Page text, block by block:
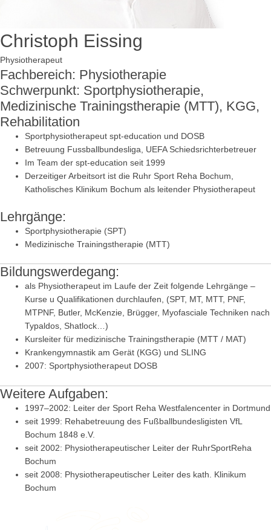
Christoph Eissing
Physiotherapeut
Fachbereich: Physiotherapie
Schwerpunkt: Sportphysiotherapie,
Medizinische Trainingstherapie (MTT), KGG,
Rehabilitation
Sportphysiotherapeut spt-education und DOSB
Betreuung Fussballbundesliga, UEFA Schiedsrichterbetreuer
Im Team der spt-education seit 1999
Derzeitiger Arbeitsort ist die Ruhr Sport Reha Bochum,
Katholisches Klinikum Bochum als leitender Physiotherapeut
Lehrgänge:
Sportphysiotherapie (SPT)
Medizinische Trainingstherapie (MTT)
Bildungswerdegang:
als Physiotherapeut im Laufe der Zeit folgende Lehrgänge –
Kurse u Qualifikationen durchlaufen, (SPT, MT, MTT, PNF,
MTPNF, Butler, McKenzie, Brügger, Myofasciale Techniken nach
Typaldos, Shatlock…)
Kursleiter für medizinische Trainingstherapie (MTT / MAT)
Krankengymnastik am Gerät (KGG) und SLING
2007: Sportphysiotherapeut DOSB
Weitere Aufgaben:
1997–2002: Leiter der Sport Reha Westfalencenter in Dortmund
seit 1999: Rehabetreuung des Fußballbundesligisten VfL
Bochum 1848 e.V.
seit 2002: Physiotherapeutischer Leiter der RuhrSportReha
Bochum
seit 2008: Physiotherapeutischer Leiter des kath. Klinikum
Bochum